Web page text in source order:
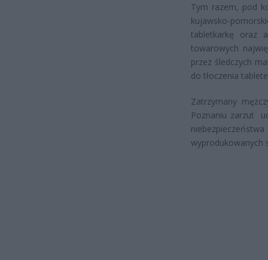
Tym razem, pod
kujawsko-
tabletkarkę oraz
towarowych
przez śledczych
do tłoczenia
Zatrzymany
Poznaniu zarzut
wyprodukowanych